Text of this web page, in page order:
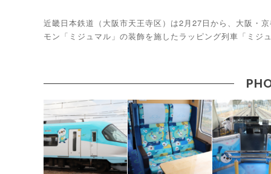
近畿日本鉄道（大阪市天王寺区）は2月27日から、大阪・
モン「ミジュマル」の装飾を施したラッピング列車「ミジ